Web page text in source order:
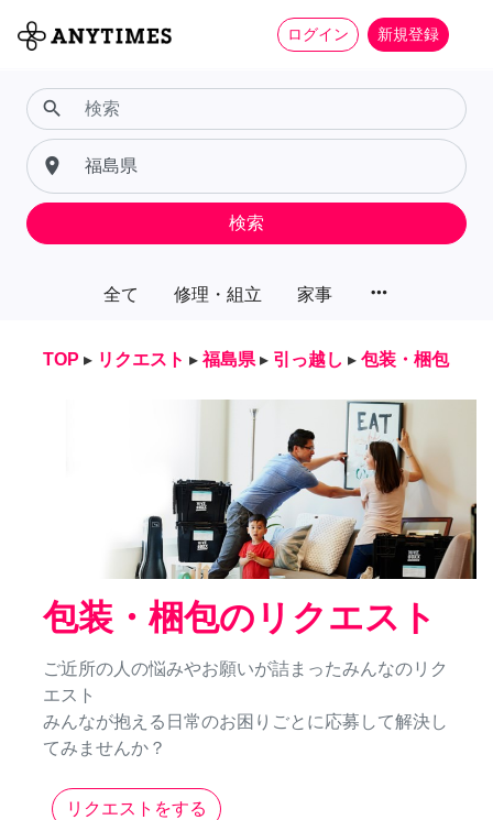
ログイン 新規登録
全て 修理・組立 家事 more_horiz
search
place
検索
TOP ▸ リクエスト ▸ 福島県 ▸ 引っ越し ▸ 包装・梱包
包装・梱包のリクエスト
ご近所の人の悩みやお願いが詰まったみんなのリク
エスト
みんなが抱える日常のお困りごとに応募して解決し
てみませんか？
リクエストをする